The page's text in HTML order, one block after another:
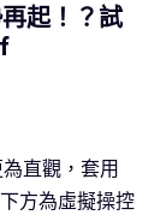
起！？試
直觀，套用
方為虛擬操控